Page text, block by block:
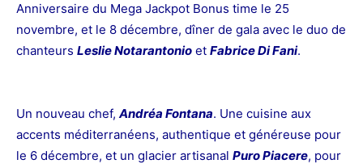
Anniversaire du Mega Jackpot Bonus time le 25
novembre, et le 8 décembre, dîner de gala avec le duo de
chanteurs Leslie Notarantonio et Fabrice Di Fani.
Un nouveau chef,Andréa Fontana. Une cuisine aux
accents méditerranéens, authentique et généreuse pour
le 6 décembre, et un glacier artisanal Puro Piacere, pour